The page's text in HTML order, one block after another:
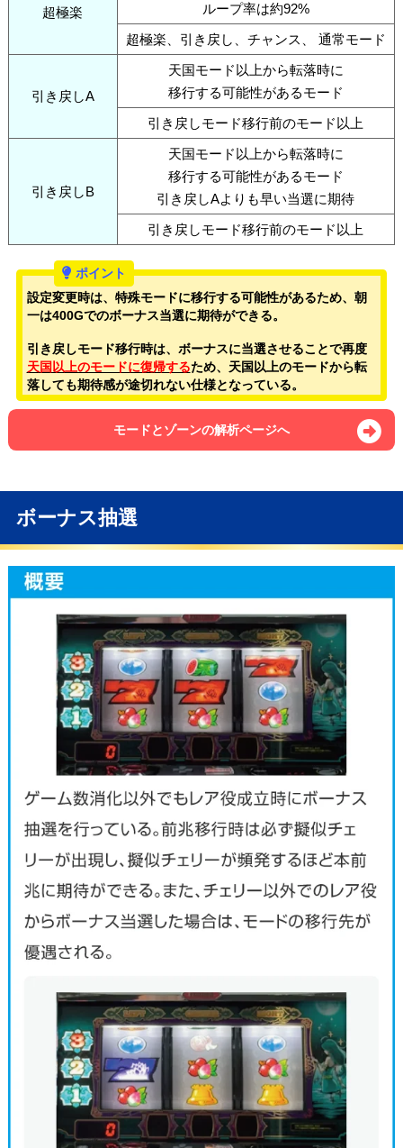
超極楽
ループ率は約92%
超極楽、引き戻し、チャンス、 通常モード
引き戻しA
天国モード以上から転落時に
移行する可能性があるモード
引き戻しモード移行前のモード以上
引き戻しB
天国モード以上から転落時に
移行する可能性があるモード
引き戻しAよりも早い当選に期待
引き戻しモード移行前のモード以上
設定変更時は、特殊モードに移行する可能性があるため、朝
一は400Gでのボーナス当選に期待ができる。
引き戻しモード移行時は、ボーナスに当選させることで再度
天国以上のモードに復帰するため、天国以上のモードから転
落しても期待感が途切れない仕様となっている。
モードとゾーンの解析ページへ
ボーナス抽選